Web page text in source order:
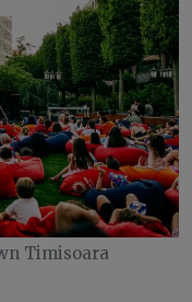
Timisoara